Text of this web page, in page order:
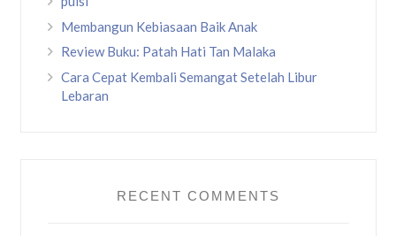
Membangun Kebiasaan Baik Anak
Review Buku: Patah Hati Tan Malaka
Cara Cepat Kembali Semangat Setelah Libur
Lebaran
RECENT COMMENTS